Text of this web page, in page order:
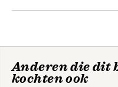
11. Doorgaan
12. Eindspel
Anderen die dit
kochten ook